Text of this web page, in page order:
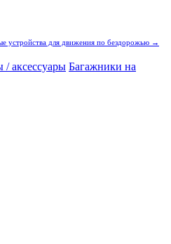
устройства для движения по бездорожью →
/ аксессуары Багажники на